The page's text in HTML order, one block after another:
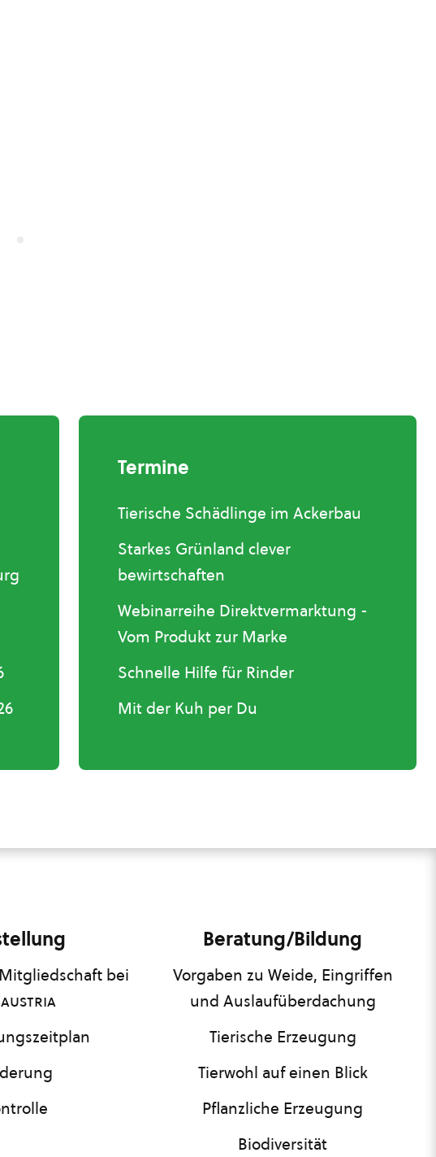
Termine
Tierische Schädlinge im Ackerbau
Starkes Grünland clever
bewirtschaften
Webinarreihe Direktvermarktung -
Vom Produkt zur Marke
Schnelle Hilfe für Rinder
Mit der Kuh per Du
bei
Beratung/Bildung
Vorgaben zu Weide, Eingriffen
und Auslaufüberdachung
Tierische Erzeugung
Tierwohl auf einen Blick
Pflanzliche Erzeugung
Biodiversität